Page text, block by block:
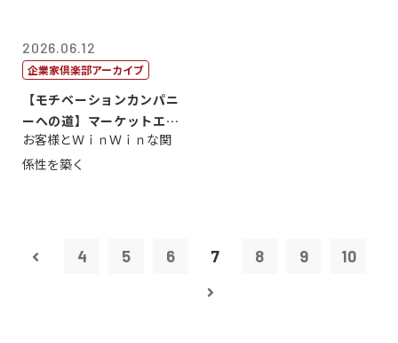
2026.06.12
企業家倶楽部アーカイブ
【モチベーションカンパニ
ーへの道】マーケットエン
タープライズ...
お客様とＷｉｎＷｉｎな関
係性を築く
4 5 6 7 8 9 10